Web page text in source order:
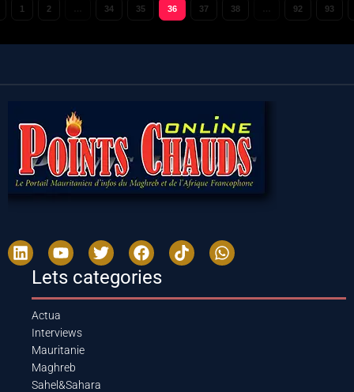
1 2 34 35 36 37 38 92 93
Lets categories
Actua
Interviews
Mauritanie
Maghreb
Sahel&Sahara